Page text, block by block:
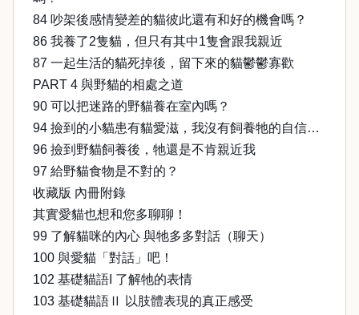
84 吵架後感情變差的貓彼此還有和好的機會嗎？
86 我養了2隻貓，但只有其中1隻會跟我親近
87 一起生活的貓死掉後，留下來的貓鬱鬱寡歡
PART 4 與野貓的相處之道
90 可以把迷路的野貓養在室內嗎？
94 撿到的小貓患有貓愛滋，我沒有飼養牠的自信…
96 撿到野貓飼養後，牠還是不肯親近我
97 給野貓食物是不對的？
收藏版 內冊附錄
其實愛貓也想和您多聊聊！
99 了解貓咪的內心 與牠多多對話（聊天）
100 與愛貓「對話」吧！
102 基礎貓語Ι 了解牠的表情
103 基礎貓語Ⅱ 以肢體表現的真正感受